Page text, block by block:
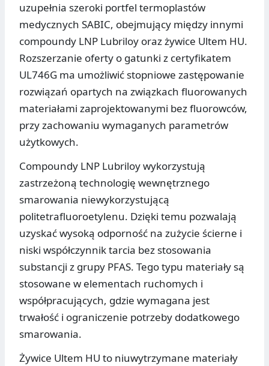
uzupełnia szeroki portfel termoplastów
medycznych SABIC, obejmujący między innymi
compoundy LNP Lubriloy oraz żywice Ultem HU.
Rozszerzanie oferty o gatunki z certyfikatem
UL746G ma umożliwić stopniowe zastępowanie
rozwiązań opartych na związkach fluorowanych
materiałami zaprojektowanymi bez fluorowców,
przy zachowaniu wymaganych parametrów
użytkowych.
Compoundy LNP Lubriloy wykorzystują
zastrzeżoną technologię wewnętrznego
smarowania niewykorzystującą
politetrafluoroetylenu. Dzięki temu pozwalają
uzyskać wysoką odporność na zużycie ścierne i
niski współczynnik tarcia bez stosowania
substancji z grupy PFAS. Tego typu materiały są
stosowane w elementach ruchomych i
współpracujących, gdzie wymagana jest
trwałość i ograniczenie potrzeby dodatkowego
smarowania.
Żywice Ultem HU to niuwytrzymane materiały